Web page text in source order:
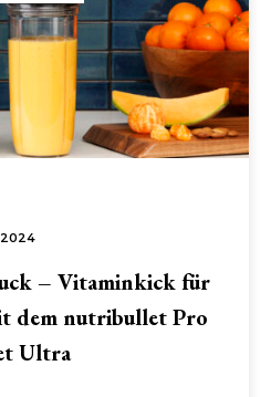
2024
– Vitaminkick für
dem nutribullet Pro
Ultra